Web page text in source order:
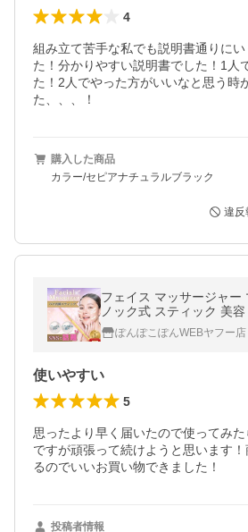
4
組み立て苦手な私でも説明書通りに
た！分かりやすい説明書でした！1人
た！2人でやった方がいいなと思う時
た、、、！
購入した商品
カラー/セピアナチュラルブラック
違反
フェイス マッサージャー
ノック式 スティック 美容
ンタ― 美顔 耳つぼ ツボ押
フ 棒 人気 話題
ぽんぽこぽんWEBヤフー店
使いやすい
5
思ったより早く届いたので使ってみ
ですが頑張って続けようと思います
るのでいいお買い物できました！
投稿者情報